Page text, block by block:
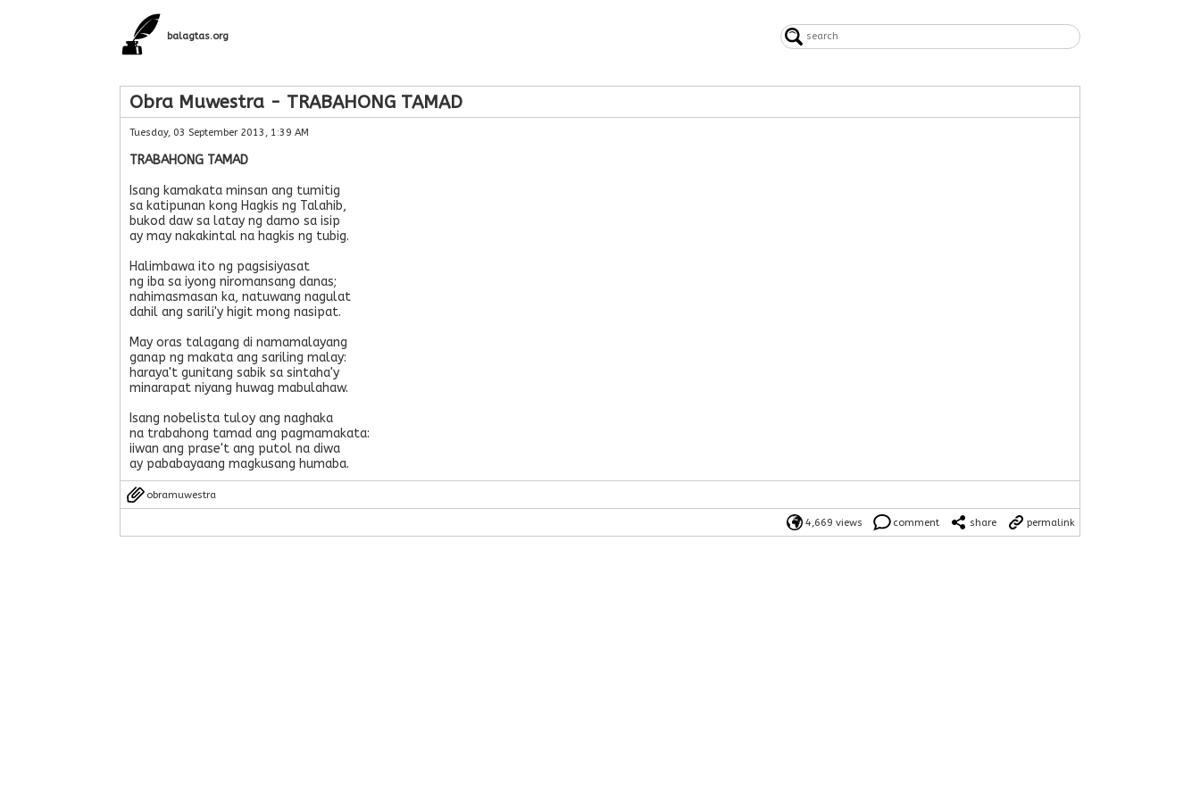
balagtas.org
Obra Muwestra - TRABAHONG TAMAD
Tuesday, 03 September 2013, 1:39 AM
TRABAHONG TAMAD
Isang kamakata minsan ang tumitig
sa katipunan kong Hagkis ng Talahib,
bukod daw sa latay ng damo sa isip
ay may nakakintal na hagkis ng tubig.
Halimbawa ito ng pagsisiyasat
ng iba sa iyong niromansang danas;
nahimasmasan ka, natuwang nagulat
dahil ang sarili'y higit mong nasipat.
May oras talagang di namamalayang
ganap ng makata ang sariling malay:
haraya't gunitang sabik sa sintaha'y
minarapat niyang huwag mabulahaw.
Isang nobelista tuloy ang naghaka
na trabahong tamad ang pagmamakata:
iiwan ang prase't ang putol na diwa
ay pababayaang magkusang humaba.
obramuwestra
4,669 views comment share permalink